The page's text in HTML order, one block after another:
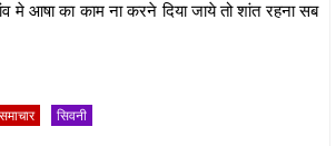
मे आषा का काम ना करने दिया जाये तो शांत रहना सब
समाचार सिवनी